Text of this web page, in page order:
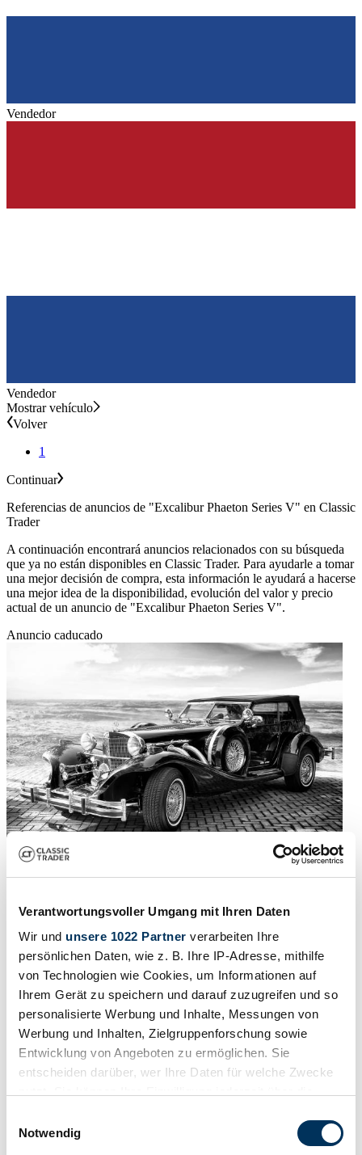
Verantwortungsvoller Umgang mit Ihren Daten
Wir und unsere 1022 Partner verarbeiten Ihre
persönlichen Daten, wie z. B. Ihre IP-Adresse, mithilfe
von Technologien wie Cookies, um Informationen auf
Ihrem Gerät zu speichern und darauf zuzugreifen und so
personalisierte Werbung und Inhalte, Messungen von
Werbung und Inhalten, Zielgruppenforschung sowie
Entwicklung von Angeboten zu ermöglichen. Sie
entscheiden darüber, wer Ihre Daten für welche Zwecke
Trigger Symbol ändern oder widerrufen
Notwendig
Vendedor
Vendedor
Mostrar vehículo
Volver
1
Continuar
Referencias de anuncios de "Excalibur Phaeton Series V" en Classic
Trader
A continuación encontrará anuncios relacionados con su búsqueda
que ya no están disponibles en Classic Trader. Para ayudarle a tomar
una mejor decisión de compra, esta información le ayudará a hacerse
una mejor idea de la disponibilidad, evolución del valor y precio
actual de un anuncio de "Excalibur Phaeton Series V".
Anuncio caducado
Peritaje
1985 | Excalibur Phaeton V
Luxus-Cabrio-Roadster
55.500 €el año pasado